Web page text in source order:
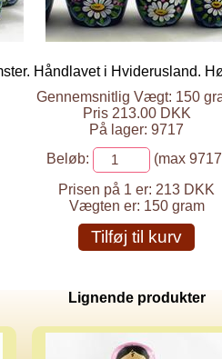
Håndlavet i Hviderusland.
Gennemsnitlig Vægt: 150
Pris 213.00 DKK
På lager: 9717
Beløb:
(max
Prisen på 1 er: 213 DKK
Vægten er: 150 gram
Tilføj til kurv
Lignende produkter